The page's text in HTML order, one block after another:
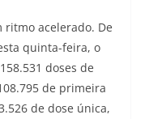
ritmo acelerado. De
quinta-feira, o
doses de
de primeira
de dose única,